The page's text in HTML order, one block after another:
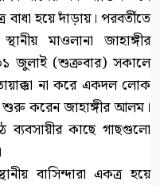
হয়ে দাঁড়ায়। পরবর্তীতে
মাওলানা জাহাঙ্গীর
জুলাই (শুক্রবার) সকালে
না করে একদল লোক
শুরু করেন জাহাঙ্গীর আলম।
কাছে গাছগুলো
বাসিন্দারা একত্র হয়ে